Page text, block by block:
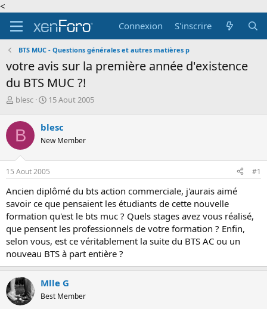
<
Connexion
S'inscrire
BTS MUC - Questions générales et autres matières p
votre avis sur la première année d'existence
du BTS MUC ?!
A
t
e
u
r
d
e
a
d
i
s
c
s
i
o
n
blesc
D
e
d
d
é
u
t
15 Aout 2005
B blesc
New Member
15 Aout 2005 #1
Ancien diplômé du bts action commerciale, j'aurais aimé
savoir ce que pensaient les étudiants de cette nouvelle
formation qu'est le bts muc ? Quels stages avez vous réalisé,
que pensent les professionnels de votre formation ? Enfin,
selon vous, est ce véritablement la suite du BTS AC ou un
nouveau BTS à part entière ?
Mlle G
Best Member